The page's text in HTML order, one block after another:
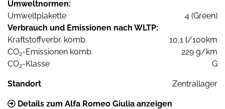
Umweltnormen:
Umweltplakette
4 (Green)
Verbrauch und Emissionen nach WLTP:
Kraftstoffverbr. komb.
10,1 l/100km
CO2-Emissionen komb.
229 g/km
CO2-Klasse G
Standort Zentrallager
Details zum Alfa Romeo Giulia anzeigen